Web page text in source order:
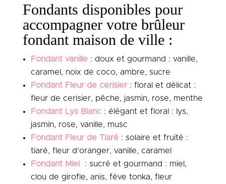
Fondants disponibles pour
accompagner votre brûleur
fondant maison de ville :
Fondant vanille: doux et gourmand : vanille,
caramel, noix de coco, ambre, sucre
Fondant Fleur de cerisier : floral et délicat :
fleur de cerisier, pêche, jasmin, rose, menthe
Fondant Lys Blanc : élégant et floral : lys,
jasmin, rose, vanille, musc
Fondant Fleur de Tiaré: solaire et fruité :
tiaré, fleur d’oranger, vanille, caramel
Fondant Miel
: sucré et gourmand : miel,
clou de girofle, anis, fève tonka, fleur